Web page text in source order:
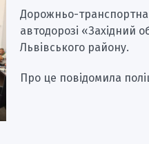
Дорожньо-транспортна
автодорозі «Західний
Львівського району.
Про це повідомила